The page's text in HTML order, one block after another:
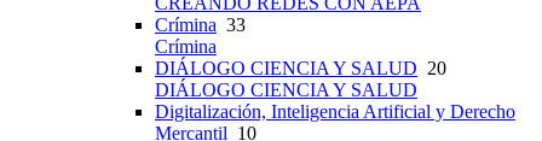
Crímina 33
Crímina
DIÁLOGO CIENCIA Y SALUD 20
DIÁLOGO CIENCIA Y SALUD
Digitalización, Inteligencia Artificial y Derecho
Mercantil 10